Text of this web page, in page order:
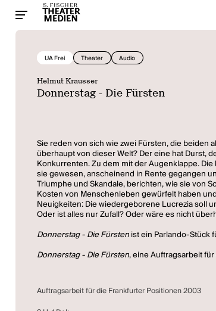
UA Frei Theater Audio
Helmut Krausser
Donnerstag - Die Fürsten
Sie reden von sich wie zwei Fürsten, die beiden
überhaupt von dieser Welt? Der eine hat Durst,
Konkurrenten. Zu dem mit der Augenklappe.
sie gewesen, anscheinend in Rente gegangen
Triumphe und Skandale, berichten, wie sie von
Kosten von Menschenleben gewürfelt haben
Neuigkeiten: Die wiedergeborene Lucrezia soll
Oder ist alles nur Zufall? Oder wäre es nicht
Donnerstag - Die Fürstenist ein Parlando-Stück
Donnerstag - Die Fürsten, eine Auftragsarbeit
Auftragsarbeit für die Frankfurter Positionen 2003